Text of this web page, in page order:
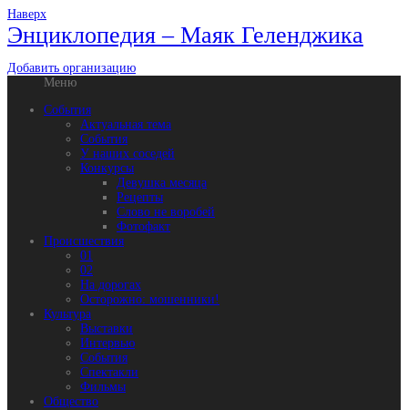
Наверх
Энциклопедия – Маяк Геленджика
Добавить организацию
Меню
События
Актуальная тема
События
У наших соседей
Конкурсы
Девушка месяца
Рецепты
Слово не воробей
Фотофакт
Происшествия
01
02
На дорогах
Осторожно: мошенники!
Культура
Выставки
Интервью
События
Спектакли
Фильмы
Общество